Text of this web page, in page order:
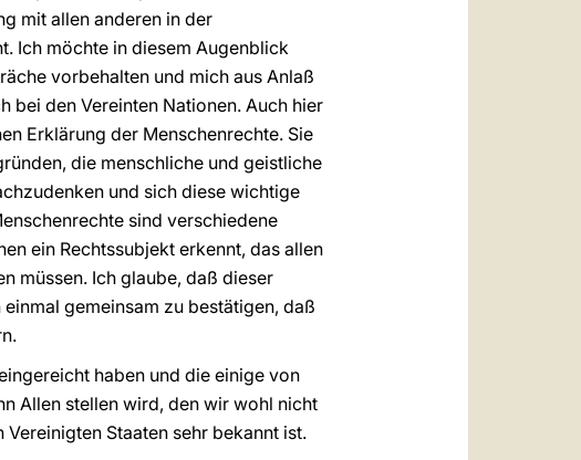
mit allen anderen in der
Ich möchte in diesem Augenblick
vorbehalten und mich aus Anlaß
bei den Vereinten Nationen. Auch hier
Erklärung der Menschenrechte. Sie
die menschliche und geistliche
und sich diese wichtige
sind verschiedene
ein Rechtssubjekt erkennt, das allen
müssen. Ich glaube, daß dieser
gemeinsam zu bestätigen, daß
haben und die einige von
Allen stellen wird, den wir wohl nicht
Staaten sehr bekannt ist.